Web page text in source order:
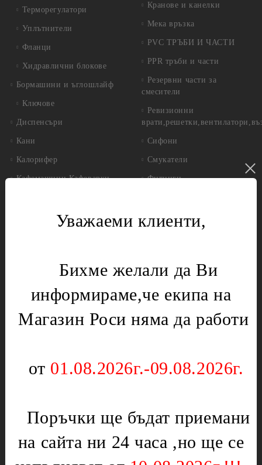
Терморегулатори
Уплътнители
Фланци
Хидравлични блокове
Бормашини и ъглошлайф
Ключове
Диспенсъри
Кани
Калорифер
Кафемашини,Кафеварки
Диоди и предпазители
Моторчета
Ключове
Кранове и канелки
Мека връзка
PVC ТРЪБИ И ЧАСТИ
PPR тръби и части
Резервни части за
смесители
Ревизионни
Сифони
Смукатели
Фитинги
Газови уреди
Оргаз
Котлони
Скари
Партигрил
Уреди за дома
Чушкопеци
Уважаеми клиенти,
Бихме желали да Ви
информираме,че екипа на
Магазин Роси няма да работи
от 01.08.2026г.-09.08.2026г.
Поръчки ще бъдат приемани
на сайта ни 24 часа ,но ще се